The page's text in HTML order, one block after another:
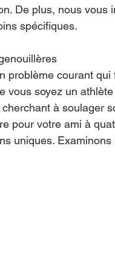
De plus, nous
spécifiques.
problème courant
vous soyez un
à soulager
pour votre ami à
uniques.